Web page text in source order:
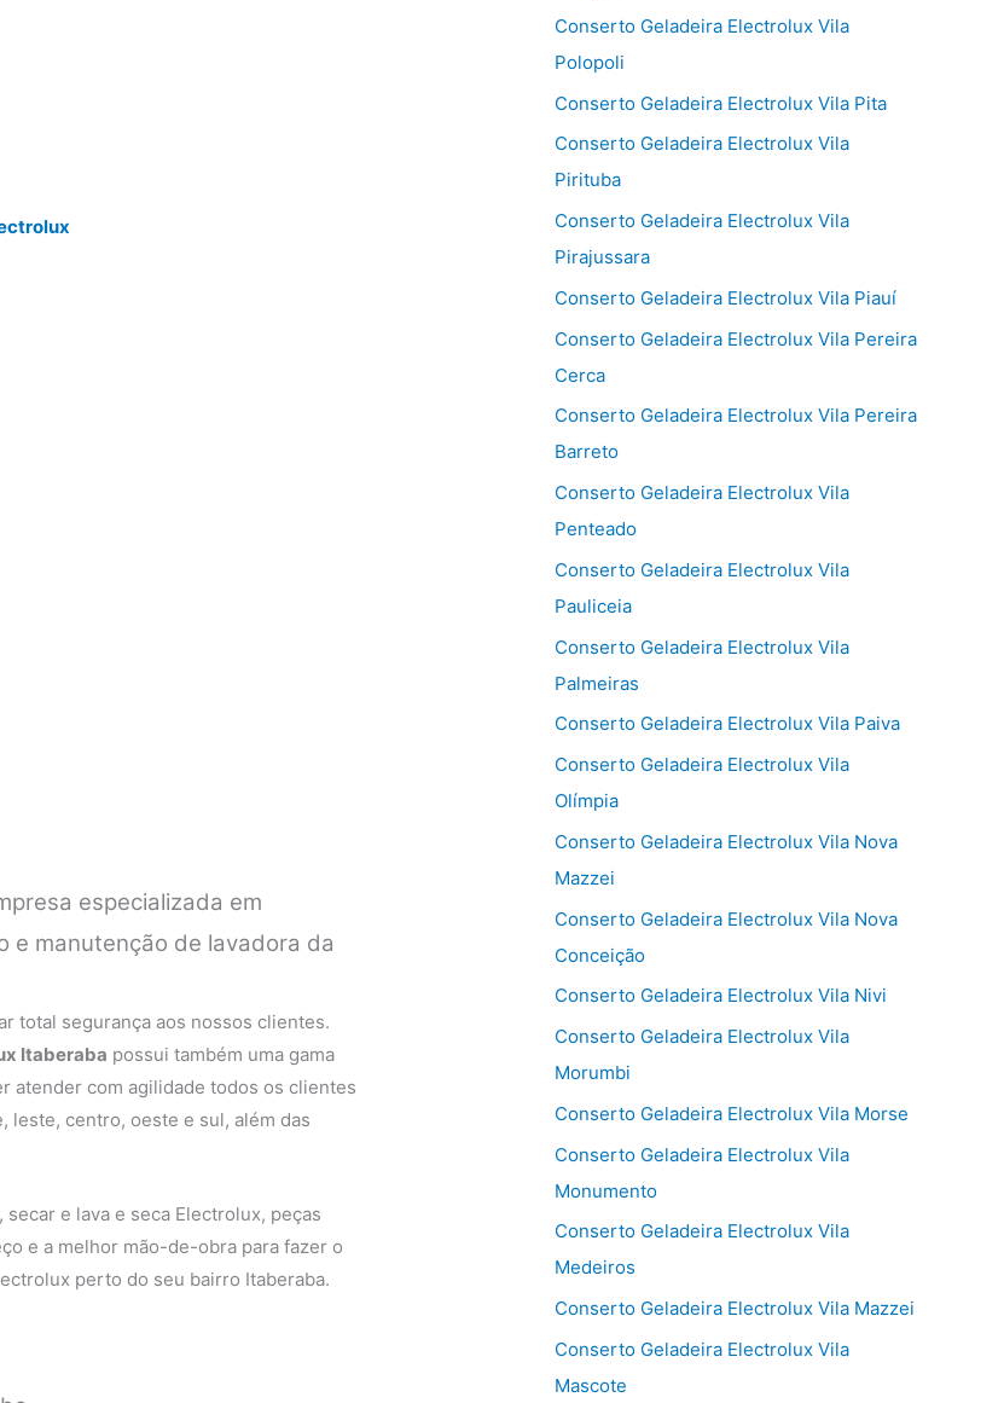
especializada em
e manutenção de lavadora da
total segurança aos nossos clientes.
Itaberaba possui também uma gama
atender com agilidade todos os clientes
leste, centro, oeste e sul, além das
e lava e seca Electrolux, peças
e a melhor mão-de-obra para fazer o
perto do seu bairro Itaberaba.
Conserto Geladeira Electrolux Vila
Polopoli
Conserto Geladeira Electrolux Vila Pita
Conserto Geladeira Electrolux Vila
Pirituba
Conserto Geladeira Electrolux Vila
Pirajussara
Conserto Geladeira Electrolux Vila Piauí
Conserto Geladeira Electrolux Vila Pereira
Cerca
Conserto Geladeira Electrolux Vila Pereira
Barreto
Conserto Geladeira Electrolux Vila
Penteado
Conserto Geladeira Electrolux Vila
Pauliceia
Conserto Geladeira Electrolux Vila
Palmeiras
Conserto Geladeira Electrolux Vila Paiva
Conserto Geladeira Electrolux Vila
Olímpia
Conserto Geladeira Electrolux Vila Nova
Mazzei
Conserto Geladeira Electrolux Vila Nova
Conceição
Conserto Geladeira Electrolux Vila Nivi
Conserto Geladeira Electrolux Vila
Morumbi
Conserto Geladeira Electrolux Vila Morse
Conserto Geladeira Electrolux Vila
Monumento
Conserto Geladeira Electrolux Vila
Medeiros
Conserto Geladeira Electrolux Vila Mazzei
Conserto Geladeira Electrolux Vila
Mascote